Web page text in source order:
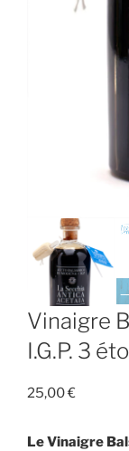
Vinaigre
I.G.P. 3
25,00€
Le Vinaigre